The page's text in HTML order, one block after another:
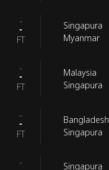
-
-
FT
Singapura
Myanmar
-
-
FT
Malaysia
Singapura
-
-
FT
Bangladesh
Singapura
- Singapura